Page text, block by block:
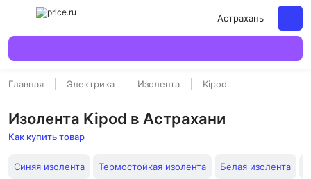
Астрахань
Главная Электрика Изолента Kipod
Изолента Kipod в Астрахани
Как купить товар
Синяя изолента Термостойкая изолента Белая изолента